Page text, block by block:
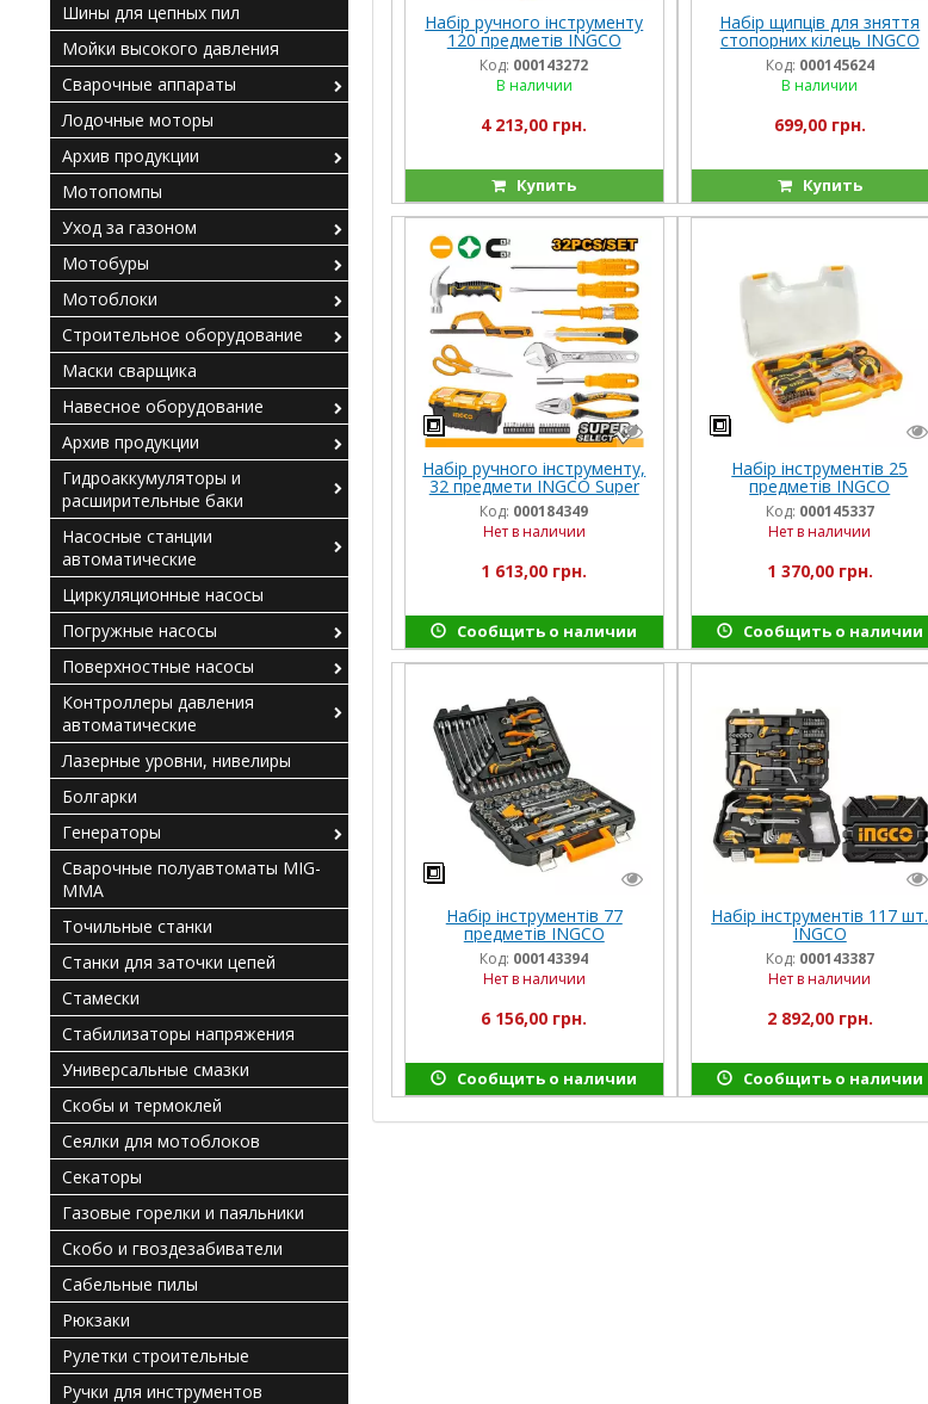
Набір ручного інструменту
120 предметів INGCO
Код: 000143272
В наличии
4 213,00 грн.
Купить
Набір щипців для зняття
стопорних кілець INGCO
Код: 000145624
В наличии
699,00 грн.
Купить
Набір ручного інструменту,
32 предмети INGCO Super
Select
Код: 000184349
Нет в наличии
1 613,00 грн.
Сообщить о наличии
Набір інструментів 25
предметів INGCO
Код: 000145337
Нет в наличии
1 370,00 грн.
Сообщить о наличии
Набір інструментів 77
предметів INGCO
INDUSTRIAL
Код: 000143394
Нет в наличии
6 156,00 грн.
Сообщить о наличии
Набір інструментів 117 шт.
INGCO
Код: 000143387
Нет в наличии
2 892,00 грн.
Сообщить о наличии
Шины для цепных пил
Мойки высокого давления
Сварочные аппараты
Лодочные моторы
Архив продукции
Мотопомпы
Уход за газоном
Мотобуры
Мотоблоки
Строительное оборудование
Маски сварщика
Навесное оборудование
Архив продукции
Гидроаккумуляторы и
расширительные баки
Насосные станции
автоматические
Циркуляционные насосы
Погружные насосы
Поверхностные насосы
Контроллеры давления
автоматические
Лазерные уровни, нивелиры
Болгарки
Генераторы
Сварочные полуавтоматы MIG-
MMA
Точильные станки
Станки для заточки цепей
Стамески
Стабилизаторы напряжения
Универсальные смазки
Скобы и термоклей
Сеялки для мотоблоков
Секаторы
Газовые горелки и паяльники
Скобо и гвоздезабиватели
Сабельные пилы
Рюкзаки
Рулетки строительные
Ручки для инструментов